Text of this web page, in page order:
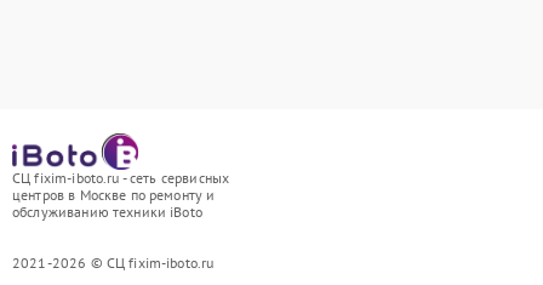
СЦ fixim-iboto.ru - сеть сервисных
центров в Москве по ремонту и
обслуживанию техники iBoto
2021-2026 © СЦ fixim-iboto.ru